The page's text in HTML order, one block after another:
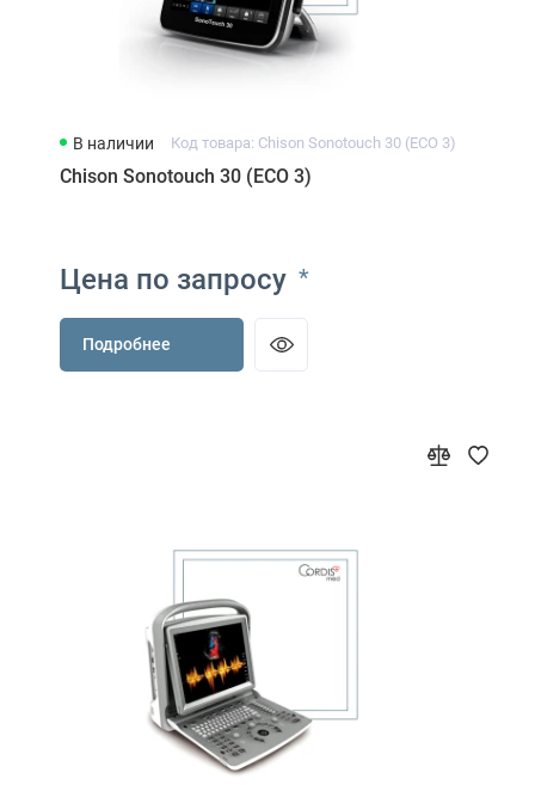
В наличии Код товара: Chison Sonotouch 30 (ECO 3)
Chison Sonotouch 30 (ECO 3)
Цена по запросу *
Подробнее